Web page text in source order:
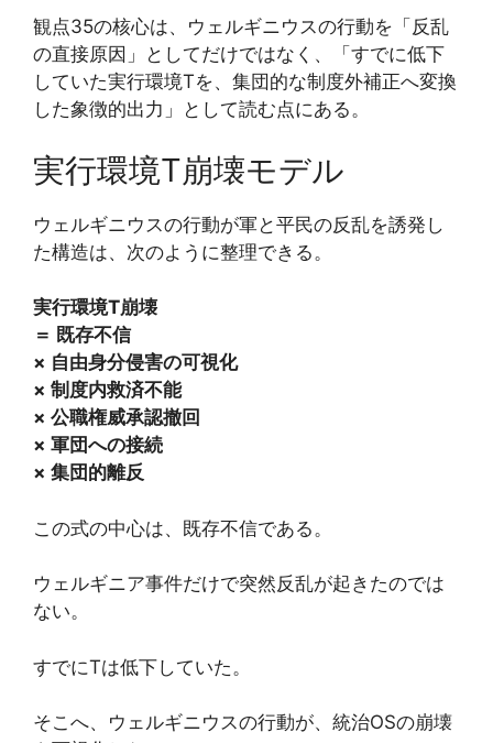
観点35の核心は、ウェルギニウスの行動を「反乱
の直接原因」としてだけではなく、「すでに低下
していた実行環境Tを、集団的な制度外補正へ変換
した象徴的出力」として読む点にある。
実行環境T崩壊モデル
ウェルギニウスの行動が軍と平民の反乱を誘発し
た構造は、次のように整理できる。
実行環境T崩壊
＝ 既存不信
× 自由身分侵害の可視化
× 制度内救済不能
× 公職権威承認撤回
× 軍団への接続
× 集団的離反
この式の中心は、既存不信である。
ウェルギニア事件だけで突然反乱が起きたのでは
ない。
すでにTは低下していた。
そこへ、ウェルギニウスの行動が、統治OSの崩壊